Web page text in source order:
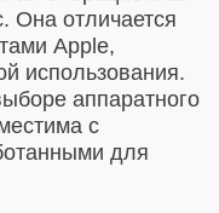
Она отличается
Apple,
использования.
аппаратного
с
для